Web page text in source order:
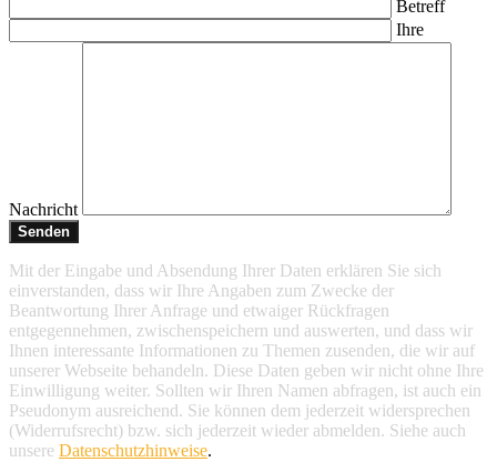
Betreff
Ihre
Nachricht
Mit der Eingabe und Absendung Ihrer Daten erklären Sie sich
einverstanden, dass wir Ihre Angaben zum Zwecke der
Beantwortung Ihrer Anfrage und etwaiger Rückfragen
entgegennehmen, zwischenspeichern und auswerten, und dass wir
Ihnen interessante Informationen zu Themen zusenden, die wir auf
unserer Webseite behandeln. Diese Daten geben wir nicht ohne Ihre
Einwilligung weiter. Sollten wir Ihren Namen abfragen, ist auch ein
Pseudonym ausreichend. Sie können dem jederzeit widersprechen
(Widerrufsrecht) bzw. sich jederzeit wieder abmelden. Siehe auch
unsere Datenschutzhinweise.